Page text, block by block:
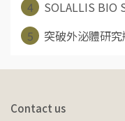
4
SOLALLIS BIO
5
突破外泌體研
Contact us